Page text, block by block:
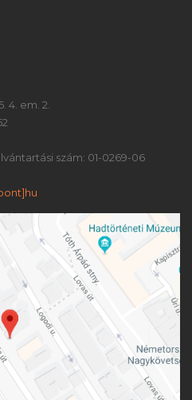
4. em. 2.
szám: 01-0269-06